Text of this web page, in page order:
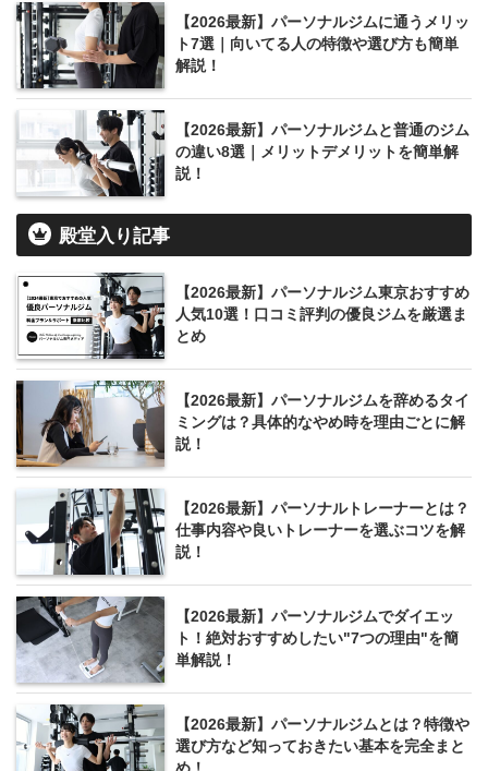
【2026最新】パーソナルジムに通うメリッ
ト7選｜向いてる人の特徴や選び方も簡単
解説！
【2026最新】パーソナルジムと普通のジム
の違い8選｜メリットデメリットを簡単解
説！
殿堂入り記事
【2026最新】パーソナルジム東京おすすめ
人気10選！口コミ評判の優良ジムを厳選ま
とめ
【2026最新】パーソナルジムを辞めるタイ
ミングは？具体的なやめ時を理由ごとに解
説！
【2026最新】パーソナルトレーナーとは？
仕事内容や良いトレーナーを選ぶコツを解
説！
【2026最新】パーソナルジムでダイエッ
ト！絶対おすすめしたい"7つの理由"を簡
単解説！
【2026最新】パーソナルジムとは？特徴や
選び方など知っておきたい基本を完全まと